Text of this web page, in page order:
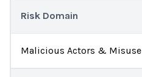
Risk Domain
Malicious Actors & Misuse